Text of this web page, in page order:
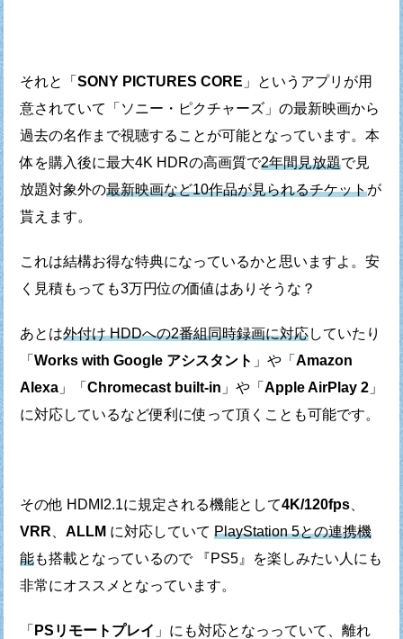
それと「 SONY PICTURES CORE 」というアプリが用
意されていて 「ソニー・ピクチャーズ」の最新映画から
過去の名作まで視聴することが可能となっています。 本
体を購入後に最大4K HDRの高画質で2年間見放題で見
放題対象外の最新映画など10作品が見られるチケットが
貰えます。
これは結構お得な特典になっているかと思いますよ。 安
く見積もっても3万円位の価値はありそうな？
あとは外付け HDDへの2番組同時録画に対応していたり
「 Works with Google アシスタント 」や「 Amazon
Alexa」 「 Chromecast built-in 」や「 Apple AirPlay 2」
に対応しているなど便利に使って頂くことも可能です。
その他 HDMI2.1に規定される機能として4K/120fps、
VRR
ALLM に対応していて PlayStation 5との連携機
能も搭載となっているので
『PS5』を楽しみたい人にも
非常にオススメとなっています。
「 PSリモートプレイ 」にも対応となっっていて、 離れ